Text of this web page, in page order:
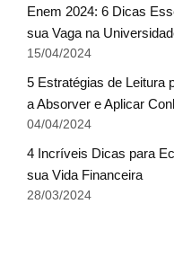
Enem 2024: 6 Dicas
sua Vaga na
15/04/2024
5 Estratégias de Leitura
a Absorver e Aplicar
04/04/2024
4 Incríveis Dicas para
sua Vida Financeira
28/03/2024